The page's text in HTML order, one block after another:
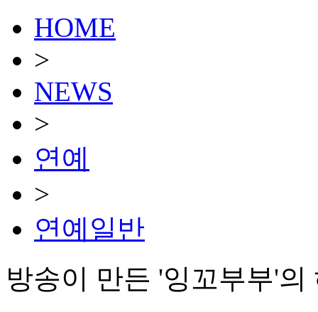
HOME
>
NEWS
>
연예
>
연예일반
방송이 만든 '잉꼬부부'의